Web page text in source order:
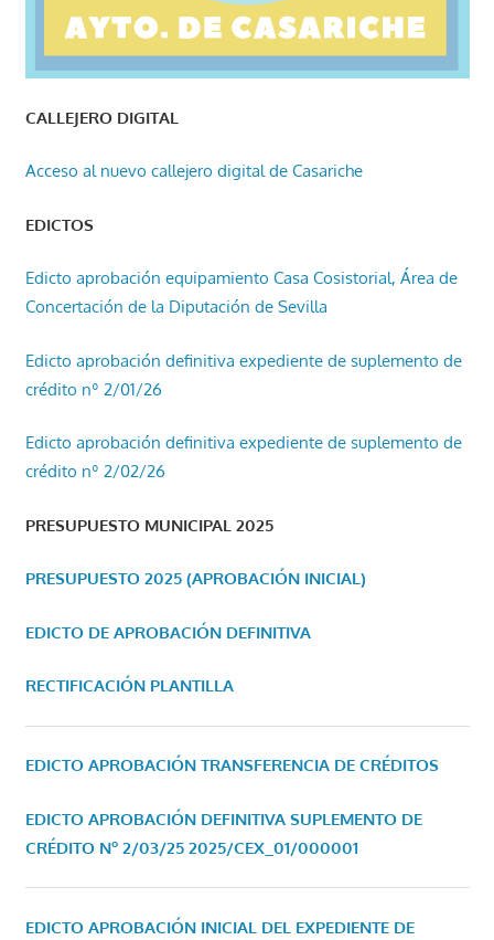
CALLEJERO DIGITAL
Acceso al nuevo callejero digital de Casariche
EDICTOS
Edicto aprobación equipamiento Casa Cosistorial, Área de
Concertación de la Diputación de Sevilla
Edicto aprobación definitiva expediente de suplemento de
crédito nº 2/01/26
Edicto aprobación definitiva expediente de suplemento de
crédito nº 2/02/26
PRESUPUESTO MUNICIPAL 2025
PRESUPUESTO 2025 (APROBACIÓN INICIAL)
EDICTO DE APROBACIÓN DEFINITIVA
RECTIFICACIÓN PLANTILLA
EDICTO APROBACIÓN TRANSFERENCIA DE CRÉDITOS
EDICTO APROBACIÓN DEFINITIVA SUPLEMENTO DE
CRÉDITO Nº 2/03/25 2025/CEX_01/000001
EDICTO APROBACIÓN INICIAL DEL EXPEDIENTE DE